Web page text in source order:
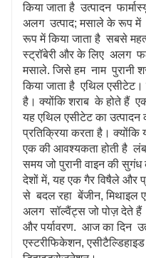
किया जाता है उत्पादन
अलग उत्पाद; मसाले के रूप में
रूप में किया जाता है सबसे
स्ट्रॉबेरी और के लिए अलग
मसाले. जिसे हम नाम पुरानी
किया जाता है एथिल
है। क्योंकि शराब के होते हैं
यह एथिल एसीटेट का
प्रतिक्रिया करता है। क्योंकि
एक की आवश्यकता होती है
समय जो पुरानी वाइन की
देशों में, यह एक गैर विषैले और
से बदल रहा बेंजीन, मिथाइल
अलग सॉल्वैंट्स जो पोज़ देते हैं
और पर्यावरण. आज का दिन
एस्टरीफिकेशन,